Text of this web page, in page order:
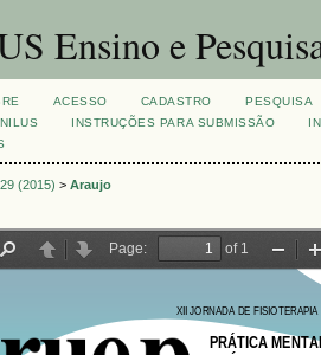
Ensino e
ACESSO CADASTRO
PESQUISA
INSTRUÇÕES PARA SUBMISSÃO
(2015) > Araujo